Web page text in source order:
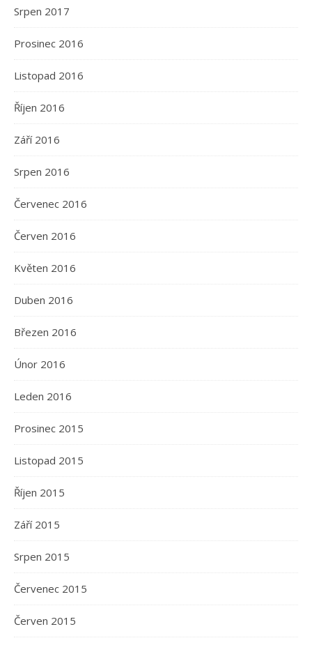
Srpen 2017
Prosinec 2016
Listopad 2016
Říjen 2016
Září 2016
Srpen 2016
Červenec 2016
Červen 2016
Květen 2016
Duben 2016
Březen 2016
Únor 2016
Leden 2016
Prosinec 2015
Listopad 2015
Říjen 2015
Září 2015
Srpen 2015
Červenec 2015
Červen 2015